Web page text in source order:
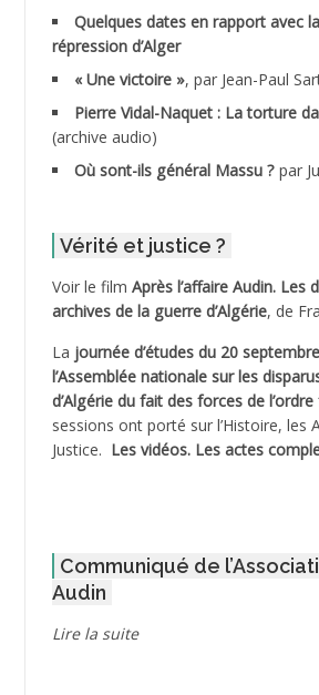
ADDALA Boualem*
ADDANE
ADDECHE Rachid
ADELIOUAT Vve AIT SAADA
ADJANI Khaled
ADJAOUT
ADNI Mohamed Akli
ADOUL Arab *
AGOULMINE
Quelques dates en rapport avec
répression d’Alger
« Une victoire », par Jean-Paul
Pierre Vidal-Naquet : La torture
(archive audio)
Où sont-ils général Massu ? par
Vérité et justice ?
Voir le film Après l’affaire Audin. Les
archives de la guerre d’Algérie, de
La journée d’études du 20
l’Assemblée nationale sur les
d’Algérie du fait des forces de
sessions ont porté sur l’Histoire, les
Justice. Les vidéos. Les actes
Communiqué de
Audin
Lire la suite